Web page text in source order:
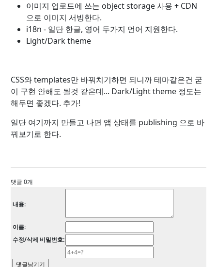
이미지 업로드에 쓰는 object storage 사용 + CDN
으로 이미지 서빙한다.
i18n - 일단 한글, 영어 두가지 언어 지원한다.
Light/Dark theme
CSS와 templates만 바꿔치기하면 되니까 테마같은건 굳
이 구현 안해도 될것 같은데... Dark/Light theme 정도는
해두면 좋겠다. 추가!
일단 여기까지 만들고 나면 앱 상태를 publishing 으로 바
꿔보기로 한다.
댓글 0개
내용:
이름:
수정/삭제 비밀번호: